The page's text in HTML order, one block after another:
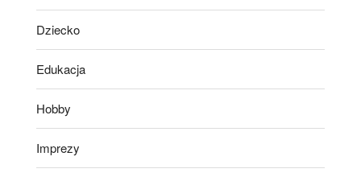
Dziecko
Edukacja
Hobby
Imprezy